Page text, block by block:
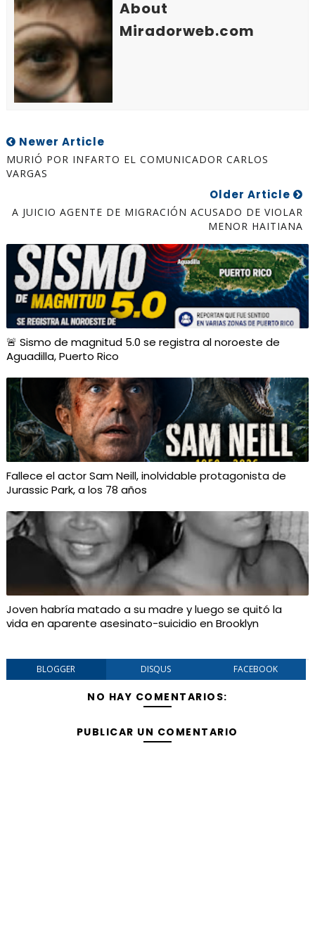
About
Miradorweb.com
Newer Article
MURIÓ POR INFARTO EL COMUNICADOR CARLOS
VARGAS
Older Article
A JUICIO AGENTE DE MIGRACIÓN ACUSADO DE VIOLAR
MENOR HAITIANA
🚨 Sismo de magnitud 5.0 se registra al noroeste de
Aguadilla, Puerto Rico
Fallece el actor Sam Neill, inolvidable protagonista de
Jurassic Park, a los 78 años
Joven habría matado a su madre y luego se quitó la
vida en aparente asesinato-suicidio en Brooklyn
BLOGGER DISQUS FACEBOOK
NO HAY COMENTARIOS:
PUBLICAR UN COMENTARIO